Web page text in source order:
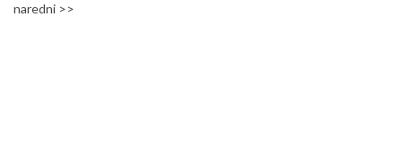
naredni >>